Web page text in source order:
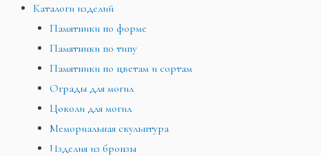
Каталоги изделий
Памятники по форме
Памятники по типу
Памятники по цветам и сортам
Ограды для могил
Цоколи для могил
Мемориальная скульптура
Изделия из бронзы